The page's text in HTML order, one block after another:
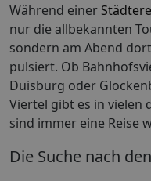
Während einer
nur die allbekannten
sondern am Abend
pulsiert. Ob
Duisburg oder
Viertel gibt es in vielen
sind immer eine Reise
Die Suche nach